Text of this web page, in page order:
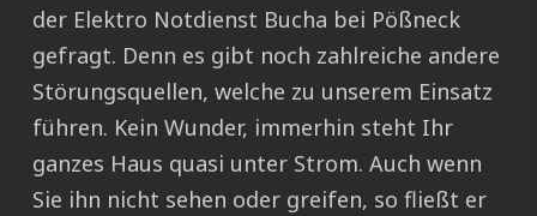
der Elektro Notdienst Bucha bei Pößneck
gefragt. Denn es gibt noch zahlreiche andere
Störungsquellen, welche zu unserem Einsatz
führen. Kein Wunder, immerhin steht Ihr
ganzes Haus quasi unter Strom. Auch wenn
Sie ihn nicht sehen oder greifen, so fließt er